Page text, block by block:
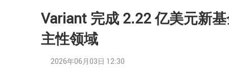
Variant 完成 2.22 亿美元新
主性领域
2026年06月03日 12:30